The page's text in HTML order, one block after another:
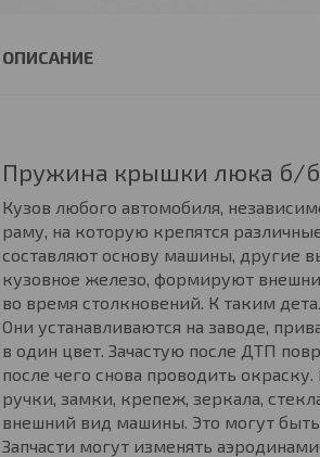
Пружина крышки люка б/
Кузов любого автомобиля,
раму, на которую крепятся
составляют основу машины, другие
кузовное железо, формируют
во время столкновений. К таким
Они устанавливаются на заводе,
в один цвет. Зачастую после ДТП
после чего снова проводить
ручки, замки, крепеж, зеркала,
внешний вид машины. Это могут
Запчасти могут изменять